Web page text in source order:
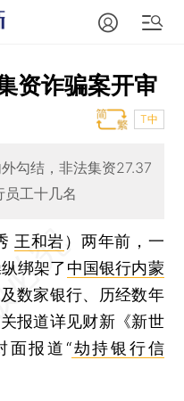
资诈骗案开审
T中
勾结，非法集资27.37
工十几名
王和岩） 两年前，一
绑架了中国银行内蒙
数家银行、历经数年
报道详见财新《新世
面报道“劫持银行信